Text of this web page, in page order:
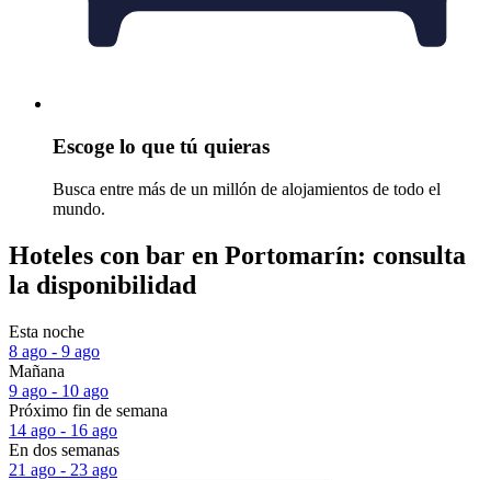
Escoge lo que tú quieras
Busca entre más de un millón de alojamientos de todo el
mundo.
Hoteles con bar en Portomarín: consulta
la disponibilidad
Esta noche
8 ago - 9 ago
Mañana
9 ago - 10 ago
Próximo fin de semana
14 ago - 16 ago
En dos semanas
21 ago - 23 ago